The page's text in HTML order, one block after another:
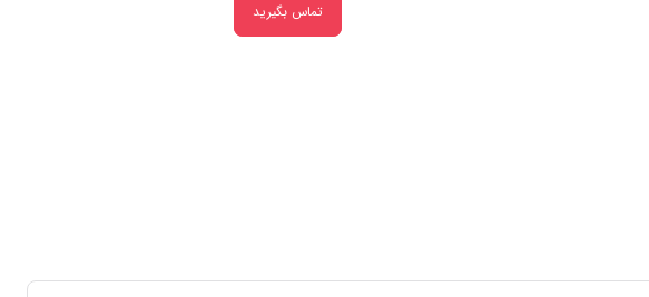
تماس بگیرید